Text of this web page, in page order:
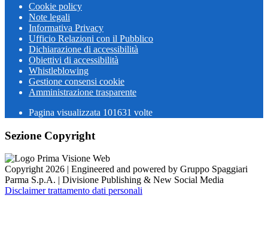
Cookie policy
Note legali
Informativa Privacy
Ufficio Relazioni con il Pubblico
Dichiarazione di accessibilità
Obiettivi di accessibilità
Whistleblowing
Gestione consensi cookie
Amministrazione trasparente
Pagina visualizzata 101631 volte
Sezione Copyright
Copyright 2026 | Engineered and powered by Gruppo Spaggiari
Parma S.p.A. | Divisione Publishing & New Social Media
Disclaimer trattamento dati personali